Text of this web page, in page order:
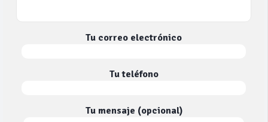
Tu correo electrónico
Tu teléfono
Tu mensaje (opcional)